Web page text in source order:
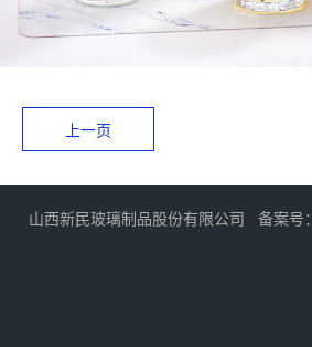
上一页
山西新民玻璃制品股份有限公司 备案号：